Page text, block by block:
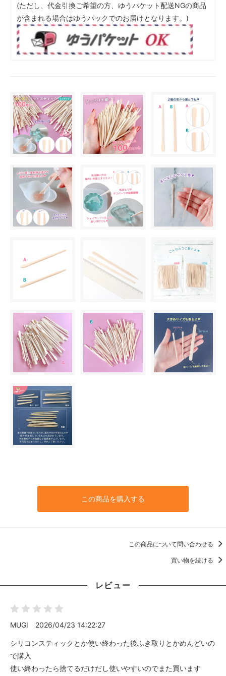
(ただし、代金引換ご希望の方、ゆうパケット配送NGの商品
が含まれる場合はゆうパックでのお届けとなります。)
この商品を購入する
この商品について問い合わせる
買い物を続ける
レビュー
MUGI 2026/04/23 14:22:27
シリコンスティックとか使い終わった後ふき取りとかめんどいの
で購入
使い終わったら捨てるだけだし使いやすいのでまた買います